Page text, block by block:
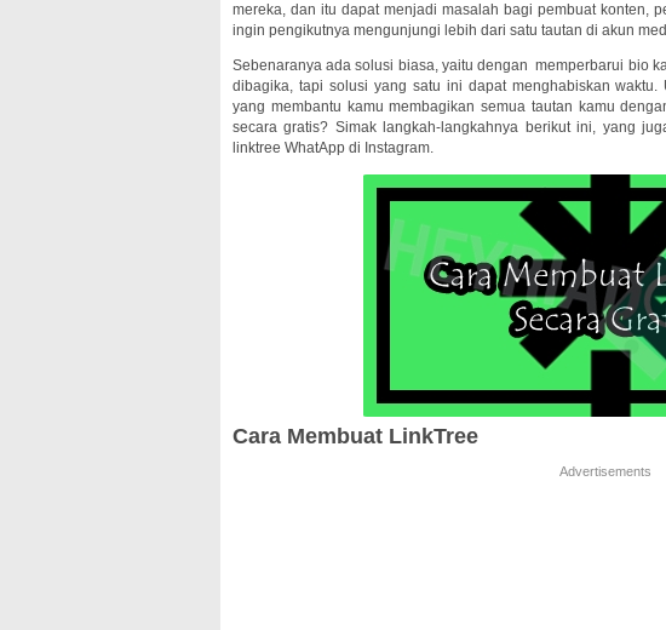
mereka, dan itu dapat menjadi masalah bagi pembuat konten,
ingin pengikutnya mengunjungi lebih dari satu tautan di akun
Sebenaranya ada solusi biasa, yaitu dengan memperbarui bio
dibagika, tapi solusi yang satu ini dapat menghabiskan
yang membantu kamu membagikan semua tautan kamu
secara gratis? Simak langkah-langkahnya berikut ini, yang
linktree WhatApp di Instagram.
Cara Membuat LinkTree
Advertisements